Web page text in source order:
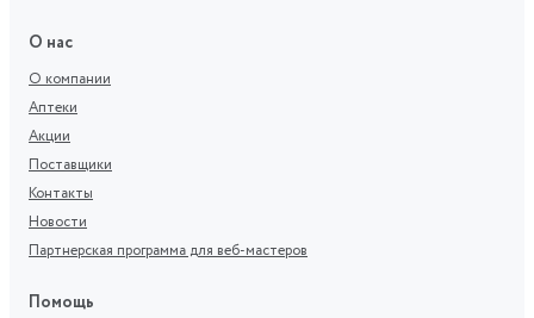
О нас
О компании
Аптеки
Акции
Поставщики
Контакты
Новости
Партнерская программа для веб-мастеров
Помощь